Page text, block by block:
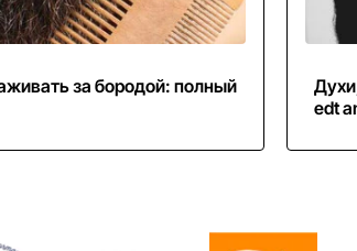
за бородой: полный
edt